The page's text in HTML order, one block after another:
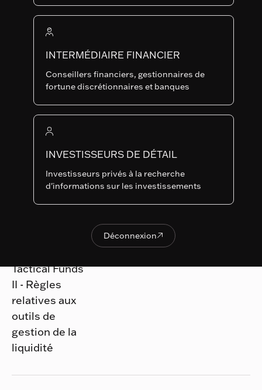
INTERMÉDIAIRE FINANCIER
Conseillers financiers, gestionnaires de
fortune discrétionnaires et banques
INVESTISSEURS DE DÉTAIL
Investisseurs privés à la recherche
d'informations sur les investissements
Déconnexion
Déconnexion
Tactical Funds
II - Paiement
de Dividende
Avis aux Actionnaires
RAM (Lux)
Systematic
Paiement de
Dividende
29.04.2026
Avis aux Actionnaires
Tactical Funds
II - Règles
relatives aux
outils de
gestion de la
liquidité